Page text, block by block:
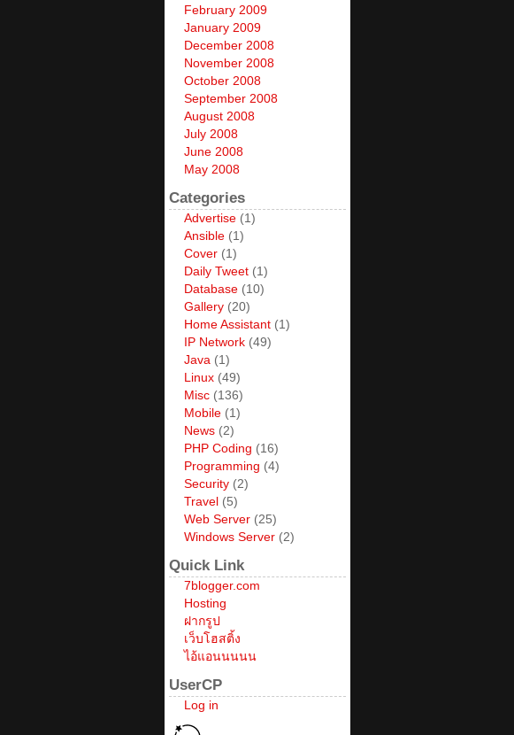
February 2009
January 2009
December 2008
November 2008
October 2008
September 2008
August 2008
July 2008
June 2008
May 2008
Categories
Advertise (1)
Ansible (1)
Cover (1)
Daily Tweet (1)
Database (10)
Gallery (20)
Home Assistant (1)
IP Network (49)
Java (1)
Linux (49)
Misc (136)
Mobile (1)
News (2)
PHP Coding (16)
Programming (4)
Security (2)
Travel (5)
Web Server (25)
Windows Server (2)
Quick Link
7blogger.com
Hosting
ฝากรูป
เว็บโฮสติ้ง
ไอ้แอนนนนน
UserCP
Log in